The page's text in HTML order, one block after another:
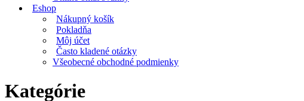
Eshop
Nákupný košík
Pokladňa
Môj účet
Často kladené otázky
Všeobecné obchodné podmienky
Kategórie